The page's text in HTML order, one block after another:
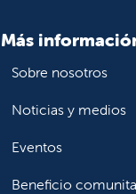
Más
Sobre nosotros
Noticias y medios
Eventos
Beneficio